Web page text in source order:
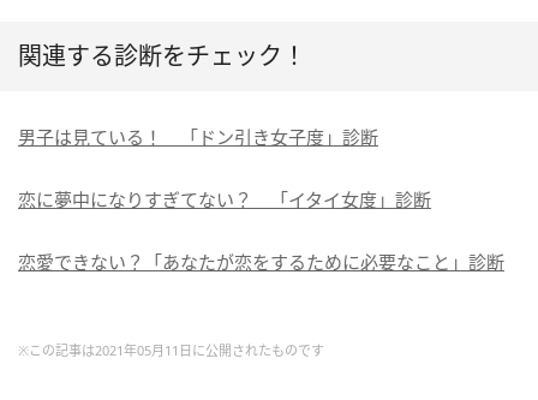
関連する診断をチェック！
男子は見ている！ 「ドン引き女子度」診断
恋に夢中になりすぎてない？ 「イタイ女度」診断
恋愛できない？「あなたが恋をするために必要なこと」診断
※この記事は2021年05月11日に公開されたものです